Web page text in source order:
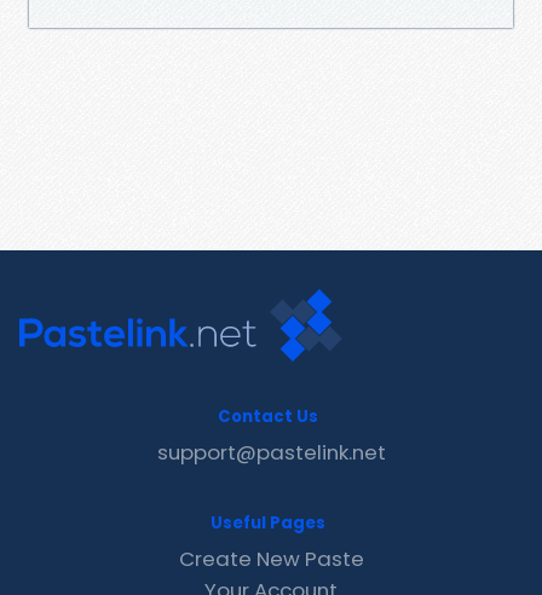
Contact Us
support@pastelink.net
Useful Pages
Create New Paste